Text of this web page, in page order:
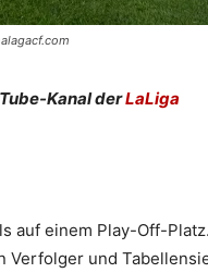
Kanal derLaLiga
auf einem Play-Off-
Verfolger und